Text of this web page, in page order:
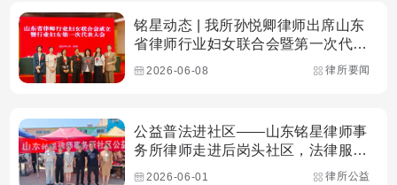
铭星动态 | 我所孙悦卿律师出席山东
省律师行业妇女联合会暨第一次代表
2026-06-08 律所要闻
公益普法进社区——山东铭星律师事
务所律师走进后岗头社区，法律服
2026-06-01 律所公益